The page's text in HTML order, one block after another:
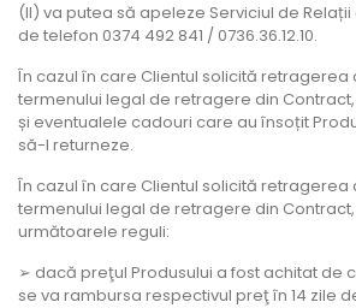
(II) va putea să apeleze Serviciul de
de telefon 0374 492 841 / 0736.36.12.10.
În cazul în care Clientul solicită retragerea
termenului legal de retragere din
și eventualele cadouri care au însoțit
să-l returneze.
În cazul în care Clientul solicită retragerea
termenului legal de retragere din
următoarele reguli:
➢ dacă preţul Produsului a fost achitat de
se va rambursa respectivul preţ în 14 zile